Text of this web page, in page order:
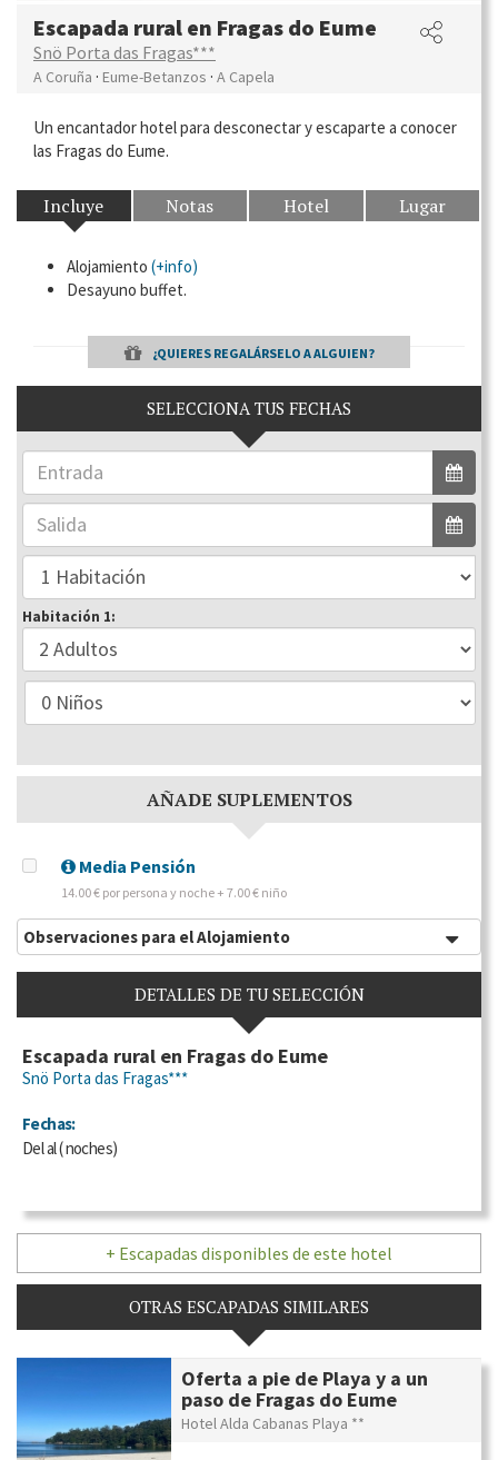
Escapada rural en Fragas do Eume
Snö Porta das Fragas***
A Coruña · Eume-Betanzos · A Capela
Un encantador hotel para desconectar y escaparte a conocer
las Fragas do Eume.
Incluye Notas Hotel Lugar
Alojamiento (+info)
Desayuno buffet.
¿QUIERES REGALÁRSELO A ALGUIEN?
SELECCIONA TUS FECHAS
Habitación 1:
AÑADE SUPLEMENTOS
Media Pensión
14.00 € por persona y noche + 7.00 € niño
Observaciones para el Alojamiento
DETALLES DE TU SELECCIÓN
Escapada rural en Fragas do Eume
Snö Porta das Fragas***
Fechas:
Delal(noches)
+ Escapadas disponibles de este hotel
OTRAS ESCAPADAS SIMILARES
Oferta a pie de Playa y a un
paso de Fragas do Eume
Hotel Alda Cabanas Playa **